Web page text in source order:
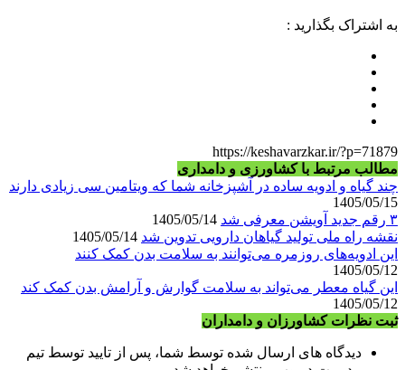
به اشتراک بگذارید :
https://keshavarzkar.ir/?p=71879
مطالب مرتبط با کشاورزی و دامداری
چند گیاه و ادویه ساده در آشپزخانه شما که ویتامین سی زیادی دارند
1405/05/15
۳ رقم جدید آویشن معرفی شد
نقشه راه ملی تولید گیاهان دارویی تدوین شد
این ادویه‌های روزمره می‌توانند به سلامت بدن کمک کنند
1405/05/12
این گیاه معطر می‌تواند به سلامت گوارش و آرامش بدن کمک کند
1405/05/12
ثبت نظرات کشاورزان و دامداران
دیدگاه های ارسال شده توسط شما، پس از تایید توسط تیم